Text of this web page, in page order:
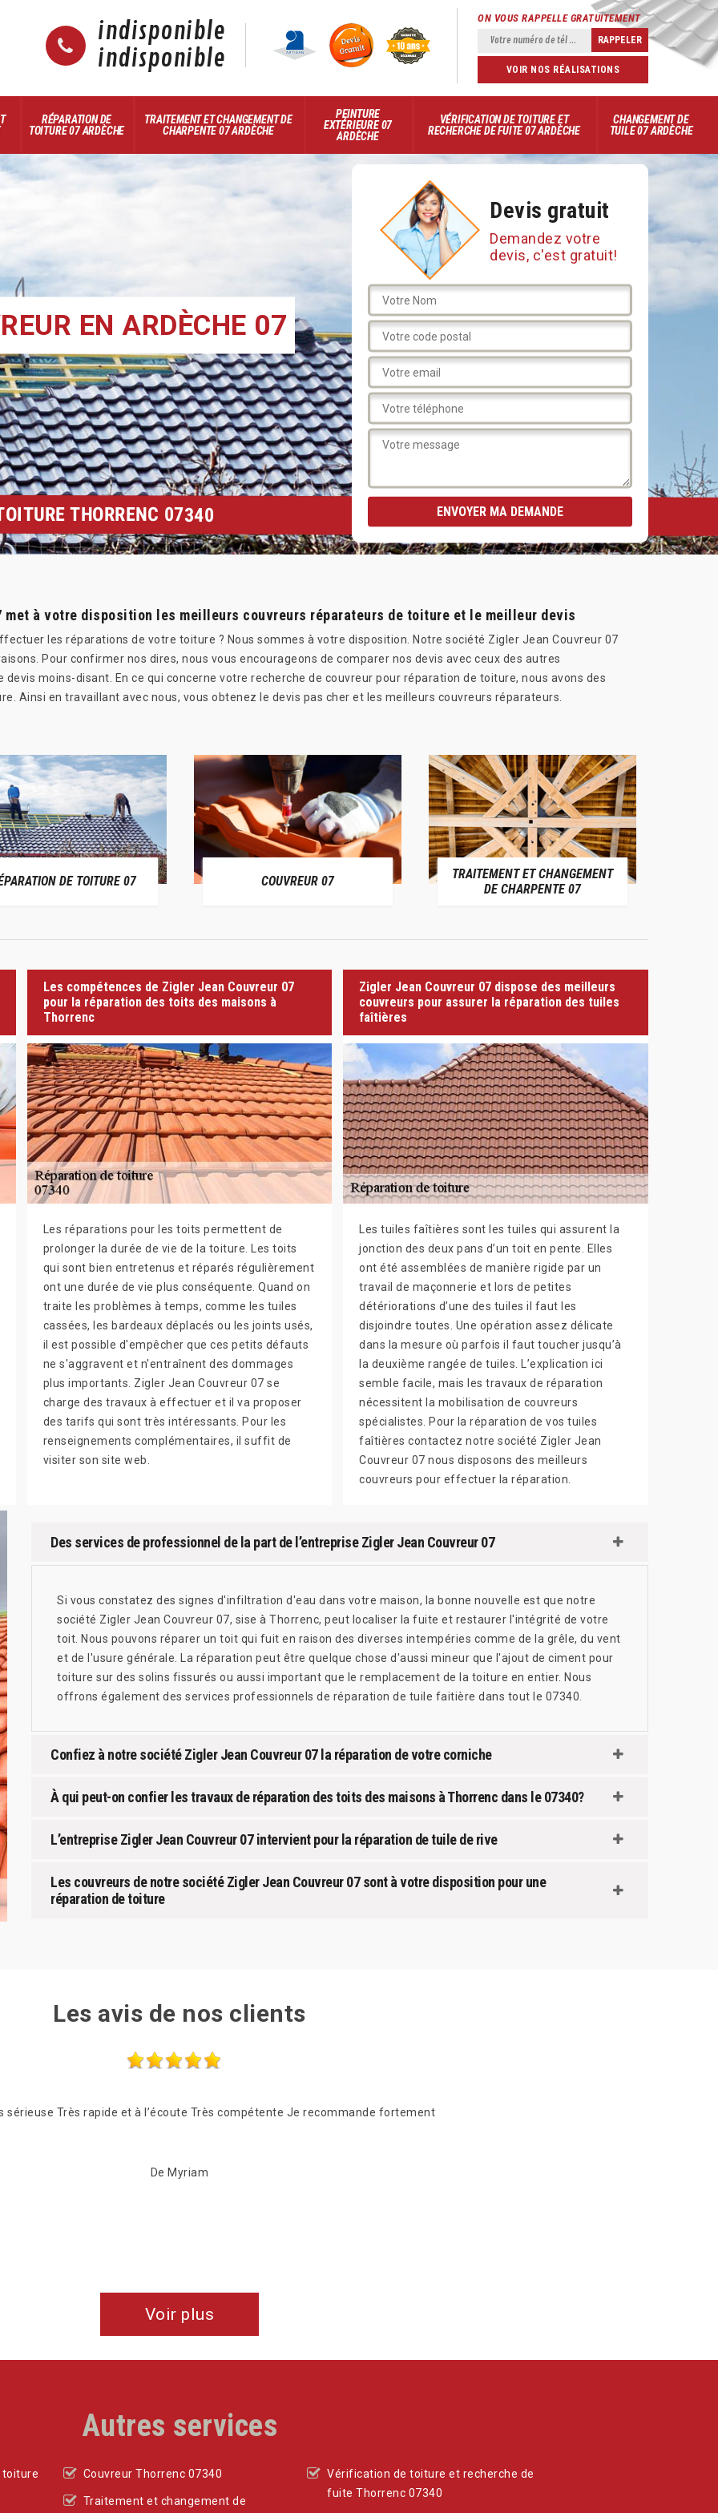
indisponible
indisponible
ON VOUS RAPPELLE GRATUITEMENT
VOIR NOS RÉALISATIONS
RÉPARATION DE
TOITURE 07 ARDÈCHE
TRAITEMENT ET CHANGEMENT DE
CHARPENTE 07 ARDÈCHE
PEINTURE
EXTÉRIEURE 07
ARDÈCHE
VÉRIFICATION DE TOITURE ET
RECHERCHE DE FUITE 07 ARDÈCHE
CHANGEMENT DE
TUILE 07 ARDÈCHE
EN ARDÈCHE 07
Devis gratuit
Demandez votre
devis, c'est gratuit!
THORRENC 07340
met à votre disposition les meilleurs couvreurs réparateurs de toiture et le meilleur devis
les réparations de votre toiture ? Nous sommes à votre disposition. Notre société Zigler Jean Couvreur 07
Pour confirmer nos dires, nous vous encourageons de comparer nos devis avec ceux des autres
moins-disant. En ce qui concerne votre recherche de couvreur pour réparation de toiture, nous avons des
Ainsi en travaillant avec nous, vous obtenez le devis pas cher et les meilleurs couvreurs réparateurs.
DE TOITURE 07 COUVREUR 07
TRAITEMENT ET CHANGEMENT
DE CHARPENTE 07
Les compétences de Zigler Jean Couvreur 07
pour la réparation des toits des maisons à
Thorrenc
Les réparations pour les toits permettent de
prolonger la durée de vie de la toiture. Les toits
qui sont bien entretenus et réparés régulièrement
ont une durée de vie plus conséquente. Quand on
traite les problèmes à temps, comme les tuiles
cassées, les bardeaux déplacés ou les joints usés,
il est possible d'empêcher que ces petits défauts
ne s'aggravent et n'entraînent des dommages
plus importants. Zigler Jean Couvreur 07 se
charge des travaux à effectuer et il va proposer
des tarifs qui sont très intéressants. Pour les
renseignements complémentaires, il suffit de
visiter son site web.
Zigler Jean Couvreur 07 dispose des meilleurs
couvreurs pour assurer la réparation des tuiles
faîtières
Les tuiles faîtières sont les tuiles qui assurent la
jonction des deux pans d’un toit en pente. Elles
ont été assemblées de manière rigide par un
travail de maçonnerie et lors de petites
détériorations d’une des tuiles il faut les
disjoindre toutes. Une opération assez délicate
dans la mesure où parfois il faut toucher jusqu’à
la deuxième rangée de tuiles. L’explication ici
semble facile, mais les travaux de réparation
nécessitent la mobilisation de couvreurs
spécialistes. Pour la réparation de vos tuiles
faîtières contactez notre société Zigler Jean
Couvreur 07 nous disposons des meilleurs
couvreurs pour effectuer la réparation.
Des services de professionnel de la part de l’entreprise Zigler Jean Couvreur 07
Si vous constatez des signes d'infiltration d'eau dans votre maison, la bonne nouvelle est que notre
société Zigler Jean Couvreur 07, sise à Thorrenc, peut localiser la fuite et restaurer l'intégrité de votre
toit. Nous pouvons réparer un toit qui fuit en raison des diverses intempéries comme de la grêle, du vent
et de l'usure générale. La réparation peut être quelque chose d'aussi mineur que l'ajout de ciment pour
toiture sur des solins fissurés ou aussi important que le remplacement de la toiture en entier. Nous
offrons également des services professionnels de réparation de tuile faitière dans tout le 07340.
Confiez à notre société Zigler Jean Couvreur 07 la réparation de votre corniche
À qui peut-on confier les travaux de réparation des toits des maisons à Thorrenc dans le 07340?
L’entreprise Zigler Jean Couvreur 07 intervient pour la réparation de tuile de rive
Les couvreurs de notre société Zigler Jean Couvreur 07 sont à votre disposition pour une
réparation de toiture
Les avis de nos clients
sérieuse Très rapide et à l’écoute Très compétente Je recommande fortement
De Myriam
Voir plus
Autres services
toiture
Couvreur Thorrenc 07340
Traitement et changement de
Vérification de toiture et recherche de
fuite Thorrenc 07340